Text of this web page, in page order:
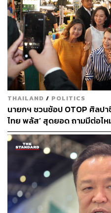
THAILAND / POLITICS
นายกฯ ชวนช้อป OTOP ศิลป
ไทย พลัส’ สุดยอด ถามมีต่อไห
พยายาม’